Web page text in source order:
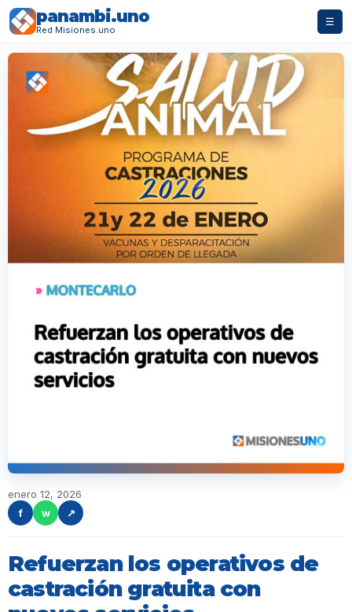
panambi.uno
Red Misiones.uno
☰
enero 12, 2026
f
w ↗
Refuerzan los operativos de
castración gratuita con